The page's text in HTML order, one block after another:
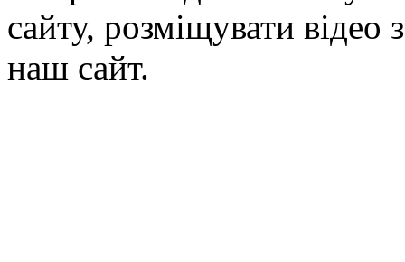
сайту, розміщувати відео
наш сайт.